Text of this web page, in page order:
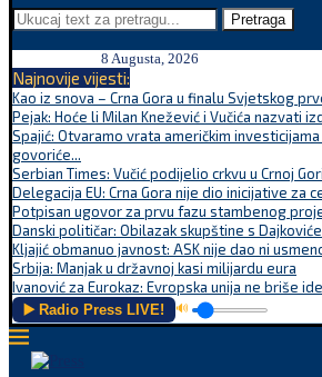
Pretraga
8 Augusta, 2026
Najnovije vijesti:
Kao iz snova – Crna Gora u finalu Svjetskog
Pejak: Hoće li Milan Knežević i Vučića nazvati
Spajić: Otvaramo vrata američkim
govoriće...
Serbian Times: Vučić podijelio crkvu u Crnoj Gori
Delegacija EU: Crna Gora nije dio inicijative za
Potpisan ugovor za prvu fazu stambenog
Danski političar: Obilazak skupštine s
Kljajić obmanuo javnost: ASK nije dao ni
Srbija: Manjak u državnoj kasi milijardu eura
Ivanović za Eurokaz: Evropska unija ne briše
▶️ Radio Press LIVE! 🔊